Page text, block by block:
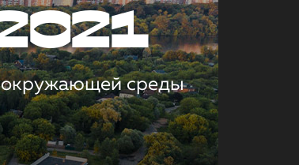
окружающей среды